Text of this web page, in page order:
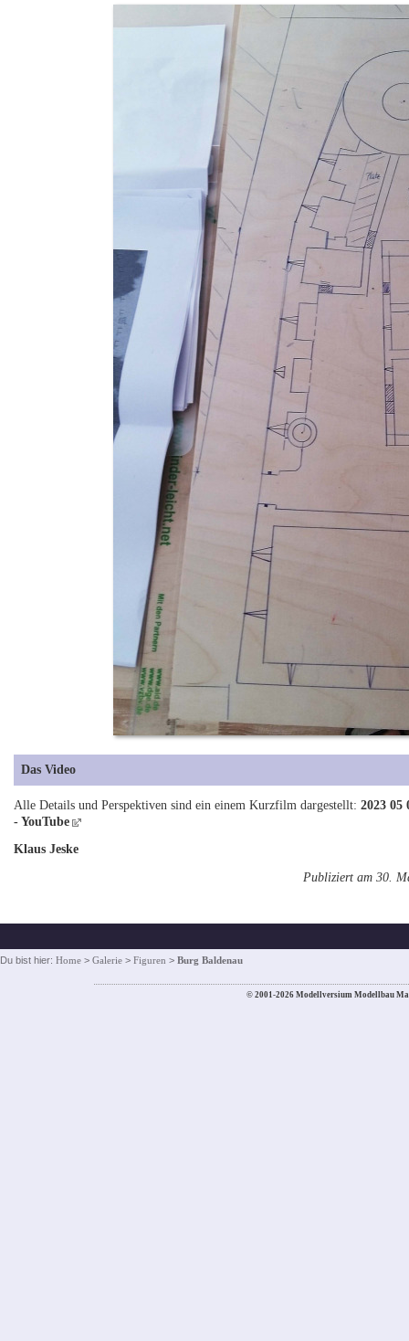
Das Video
Alle Details und Perspektiven sind ein einem Kurzfilm dargestellt:2023 05
- YouTube
Klaus Jeske
Publiziert am 30.
Du bist hier: Home > Galerie > Figuren > Burg Baldenau
© 2001-2026 Modellversium Modellbau